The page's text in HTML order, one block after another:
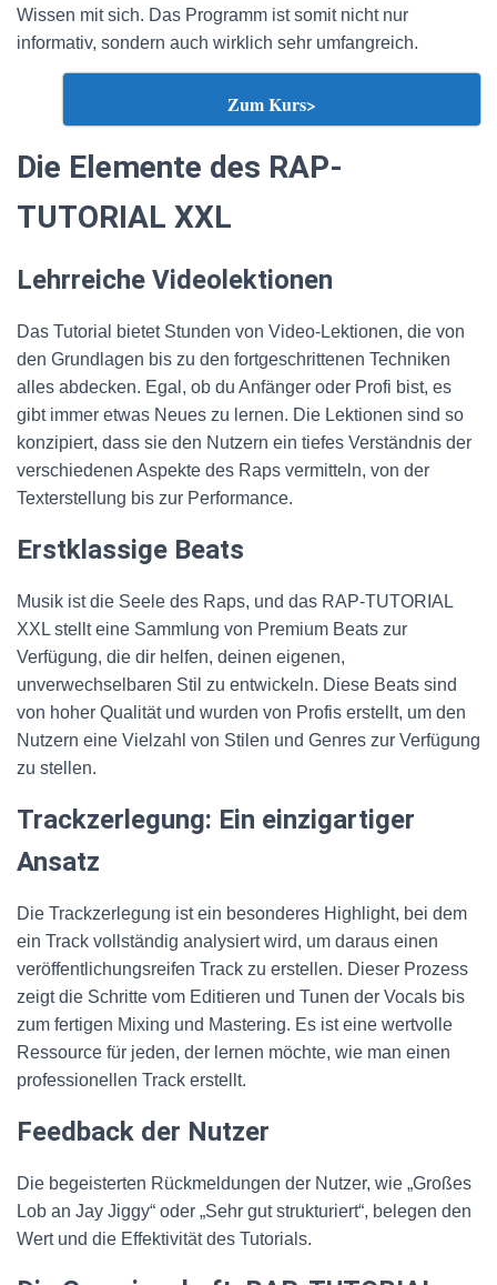
Wissen mit sich. Das Programm ist somit nicht nur
informativ, sondern auch wirklich sehr umfangreich.
Zum Kurs>
Die Elemente des RAP-
TUTORIAL XXL
Lehrreiche Videolektionen
Das Tutorial bietet Stunden von Video-Lektionen, die von
den Grundlagen bis zu den fortgeschrittenen Techniken
alles abdecken. Egal, ob du Anfänger oder Profi bist, es
gibt immer etwas Neues zu lernen. Die Lektionen sind so
konzipiert, dass sie den Nutzern ein tiefes Verständnis der
verschiedenen Aspekte des Raps vermitteln, von der
Texterstellung bis zur Performance.
Erstklassige Beats
Musik ist die Seele des Raps, und das RAP-TUTORIAL
XXL stellt eine Sammlung von Premium Beats zur
Verfügung, die dir helfen, deinen eigenen,
unverwechselbaren Stil zu entwickeln. Diese Beats sind
von hoher Qualität und wurden von Profis erstellt, um den
Nutzern eine Vielzahl von Stilen und Genres zur Verfügung
zu stellen.
Trackzerlegung: Ein einzigartiger
Ansatz
Die Trackzerlegung ist ein besonderes Highlight, bei dem
ein Track vollständig analysiert wird, um daraus einen
veröffentlichungsreifen Track zu erstellen. Dieser Prozess
zeigt die Schritte vom Editieren und Tunen der Vocals bis
zum fertigen Mixing und Mastering. Es ist eine wertvolle
Ressource für jeden, der lernen möchte, wie man einen
professionellen Track erstellt.
Feedback der Nutzer
Die begeisterten Rückmeldungen der Nutzer, wie „Großes
Lob an Jay Jiggy“ oder „Sehr gut strukturiert“, belegen den
Wert und die Effektivität des Tutorials.